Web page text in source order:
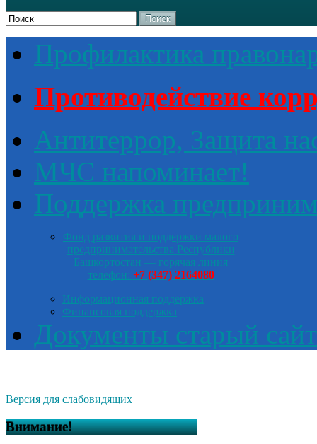
Поиск
Профилактика
Противодействие
Антитеррор, Защита
МЧС напоминает!
Поддержка
Фонд развития и поддержки малого
предпринимательства Республики
Башкортостан — горячая линия
телефон: +7 (347) 2164080
Информационная поддержка
Финансовая поддержка
Документы старый сайт
Версия для слабовидящих
Внимание!